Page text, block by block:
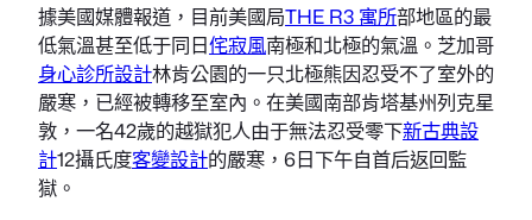
據美國媒體報道，目前美國局THE R3 寓所部地區的最
低氣溫甚至低于同日侘寂風南極和北極的氣溫。芝加哥
身心診所設計林肯公園的一只北極熊因忍受不了室外的
嚴寒，已經被轉移至室內。在美國南部肯塔基州列克星
敦，一名42歲的越獄犯人由于無法忍受零下新古典設
計12攝氏度客變設計的嚴寒，6日下午自首后返回監
獄。